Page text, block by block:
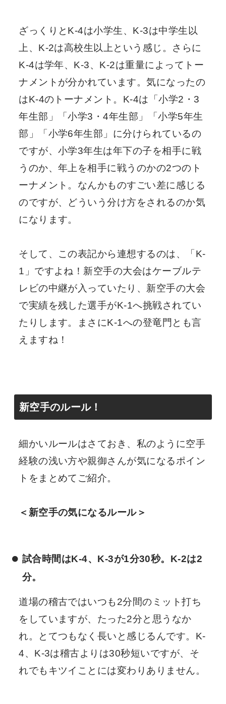
ざっくりとK-4は小学生、K-3は中学生以
上、K-2は高校生以上という感じ。さらに
K-4は学年、K-3、K-2は重量によってトー
ナメントが分かれています。気になったの
はK-4のトーナメント。K-4は「小学2・3
年生部」「小学3・4年生部」「小学5年生
部」「小学6年生部」に分けられているの
ですが、小学3年生は年下の子を相手に戦
うのか、年上を相手に戦うのかの2つのト
ーナメント。なんかものすごい差に感じる
のですが、どういう分け方をされるのか気
になります。
そして、この表記から連想するのは、「K-
1」ですよね！新空手の大会はケーブルテ
レビの中継が入っていたり、新空手の大会
で実績を残した選手がK-1へ挑戦されてい
たりします。まさにK-1への登竜門とも言
えますね！
新空手のルール！
細かいルールはさておき、私のように空手
経験の浅い方や親御さんが気になるポイン
トをまとめてご紹介。
＜新空手の気になるルール＞
試合時間はK-4、K-3が1分30秒。K-2は2
分。
道場の稽古ではいつも2分間のミット打ち
をしていますが、たった2分と思うなか
れ。とてつもなく長いと感じるんです。K-
4、K-3は稽古よりは30秒短いですが、そ
れでもキツイことには変わりありません。